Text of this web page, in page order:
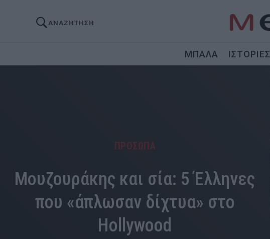
ΑΝΑΖΗΤΗΣΗ
ΜΠΑΛΑ ΙΣΤΟΡΙΕΣ
ΠΡΟΣΩΠΑ
Μουζουράκης και σία: 5 Έλληνες
που «άπλωσαν δίχτυα» στο
Hollywood